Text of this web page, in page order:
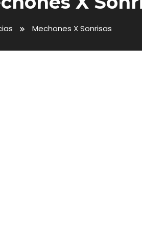
Mechones X Sonrisas